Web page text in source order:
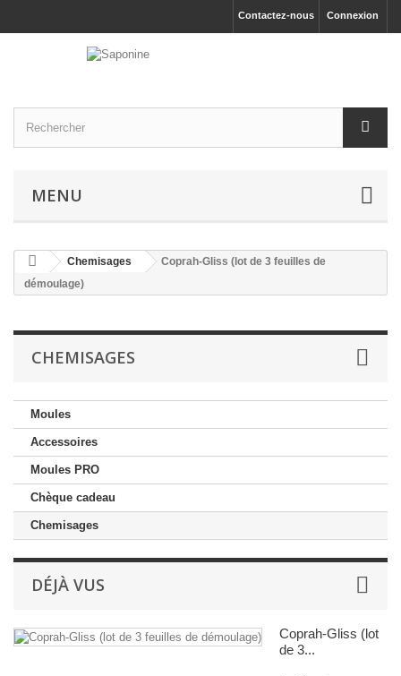
Connexion
Contactez-nous
MENU
Chemisages
Coprah-Gliss (lot de 3 feuilles de
démoulage)
CHEMISAGES
Moules
Accessoires
Moules PRO
Chèque cadeau
Chemisages
DÉJÀ VUS
Coprah-Gliss (lot
de 3...